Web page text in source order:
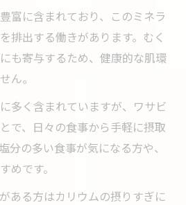
ウムと美肌・免疫力アップ
成分表が示す健康向上のヒン
べ方と効果的な活用術
を引き出すおすすめの食べ方
のバリエーションと栄養活用
成分を活かす調理法の工夫
別に見る健康効果の違い
なく続ける日常のコツ
富に含まれており、このミネラ
排出する働きがあります。むく
も寄与するため、健康的な肌環
ん。
多く含まれていますが、ワサビ
で、日々の食事から手軽に摂取
分の多い食事が気になる方や、
めです。
ある方はカリウムの摂りすぎに